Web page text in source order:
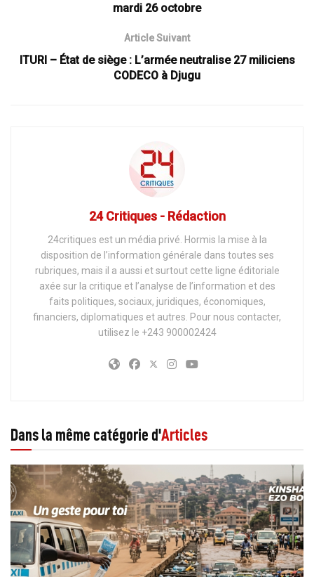
mardi 26 octobre
Article Suivant
ITURI – État de siège : L’armée neutralise 27 miliciens
CODECO à Djugu
24 Critiques - Rédaction
24critiques est un média privé. Hormis la mise à la
disposition de l’information générale dans toutes ses
rubriques, mais il a aussi et surtout cette ligne éditoriale
axée sur la critique et l’analyse de l’information et des
faits politiques, sociaux, juridiques, économiques,
financiers, diplomatiques et autres. Pour nous contacter,
utilisez le +243 900002424
Dans la même catégorie d'Articles